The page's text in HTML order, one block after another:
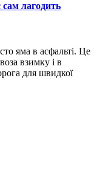
лагодить
яма в асфальті. Це
взимку і в
для швидкої